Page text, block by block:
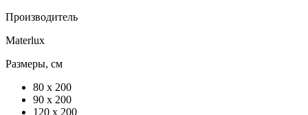
Производитель
Materlux
Размеры, см
80 x 200
90 x 200
120 x 200